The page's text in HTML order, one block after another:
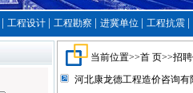
工程设计 工程勘察 进冀单位 工程抗震
当前位置>>首 页>>招
河北康龙德工程造价咨询有